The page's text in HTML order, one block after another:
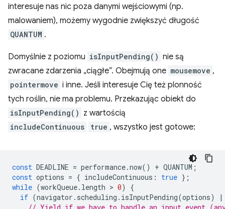
interesuje nas nic poza danymi wejściowymi (np.
malowaniem), możemy wygodnie zwiększyć długość
QUANTUM .
Domyślnie z poziomu isInputPending() nie są
zwracane zdarzenia „ciągłe”. Obejmują one mousemove ,
pointermove i inne. Jeśli interesuje Cię też plonność
tych roślin, nie ma problemu. Przekazując obiekt do
isInputPending() z wartością
includeContinuous true , wszystko jest gotowe:
const DEADLINE = performance.now() + QUANTUM ;
const options = { includeContinuous : true };
while (workQueue. length > 0)
{
if (navigator . scheduling . isInputPending(options)
// Yield if we have to handle an input event